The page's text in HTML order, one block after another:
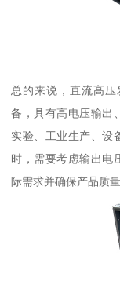
总的来说，直流高
备，具有高电压输出
实验、工业生产、设
时，需要考虑输出电
际需求并确保产品质